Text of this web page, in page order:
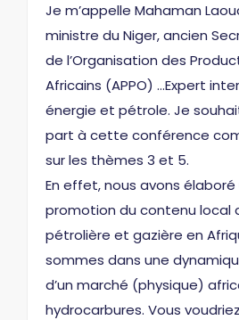
Je m’appelle Mahaman
ministre du Niger, ancien
de l’Organisation des
Africains (APPO) …Expert
énergie et pétrole. Je
part à cette conférence
sur les thèmes 3 et 5.
En effet, nous avons élaboré
promotion du contenu local
pétrolière et gazière en
sommes dans une
d’un marché (physique)
hydrocarbures. Vous